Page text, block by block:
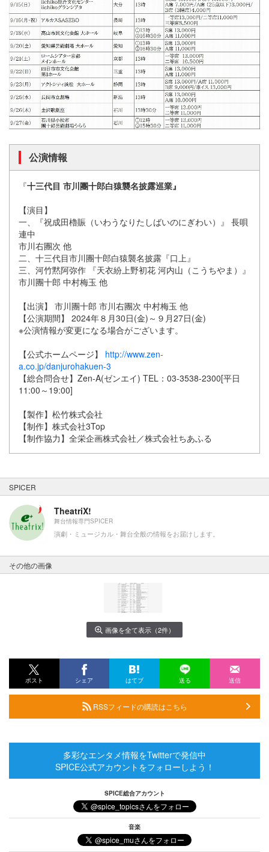
公演情報
『十三代目 市川團十郎白猿襲名披露巡業』
【演目】
一、『祝成田櫓賑（いわうなりたしばいのにぎわい）』 長唄
連中
市川右團次 他
二、十三代目市川團十郎白猿襲名披露『口上』
三、河竹黙阿弥作 『天衣紛上野初花 河内山（こうちやま）』
市川團十郎 中村梅玉 他
【出演】 市川團十郎 市川右團次 中村梅玉 他
【公演期間】 2024年８月30日(金)～９月27日(金)
※公演情報が変更になる場合がございます。
【公式ホームページ】 http://www.zen-
a.co.jp/danjurohakuen-3
【総合問合せ】Zen-A(ゼンエイ) TEL：03-3538-2300[平日
11:00～19:00]
【製作】松竹株式会社
【制作】株式会社3Top
【制作協力】全栄企画株式会社／株式会社ちあふる
SPICER
TheatriX!
舞台情報専門SPICER
演劇・ミュージカル・舞台全般の情報をお届けします。
その他の画像
画像を全て表示（2件）
ポスト シェア はてブ 送る 送信
RSSフィードの購読はこちら
多彩なエンタメ情報をTwitterで発信中
SPICE公式アカウントをフォローしよう！
SPICE総合アカウント
音楽